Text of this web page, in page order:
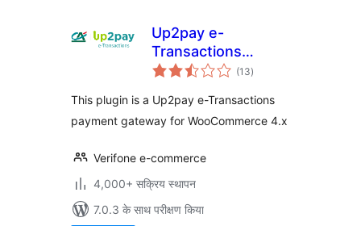
Up2pay e-
Transactions
WooCommerce
(13कुल
दर)
This plugin is a Up2pay e-Transactions
payment gateway for WooCommerce 4.x
Verifone e-commerce
4,000+ सक्रिय स्थापन
7.0.3 के साथ परीक्षण किया